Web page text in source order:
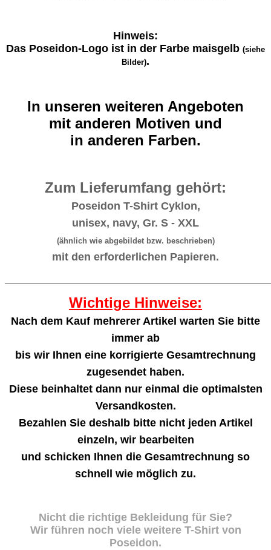
Hinweis:
Das Poseidon-Logo ist in der Farbe maisgelb (siehe
Bilder).
In unseren weiteren Angeboten
mit anderen Motiven und
in anderen Farben.
Zum Lieferumfang gehört:
Poseidon T-Shirt Cyklon,
unisex, navy, Gr. S - XXL
(ähnlich wie abgebildet bzw. beschrieben)
mit den erforderlichen Papieren.
Wichtige Hinweise:
Nach dem Kauf mehrerer Artikel warten Sie bitte
immer ab
bis wir Ihnen eine korrigierte Gesamtrechnung
zugesendet haben.
Diese beinhaltet dann nur einmal die optimalsten
Versandkosten.
Bezahlen Sie deshalb bitte nicht jeden Artikel
einzeln, wir bearbeiten
und schicken Ihnen die Gesamtrechnung so
schnell wie möglich zu.
Nicht die richtige Bekleidung für Sie?
Wir führen noch viele weitere T-Shirt von
Poseidon.